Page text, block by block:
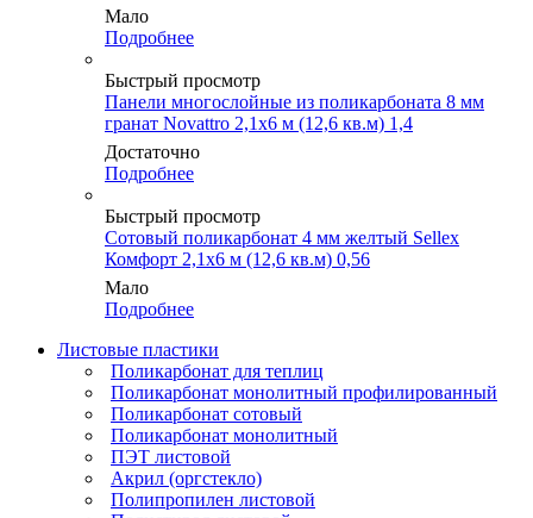
Мало
Подробнее
Быстрый просмотр
Панели многослойные из поликарбоната 8 мм
гранат Novattro 2,1х6 м (12,6 кв.м) 1,4
Достаточно
Подробнее
Быстрый просмотр
Сотовый поликарбонат 4 мм желтый Sellex
Комфорт 2,1х6 м (12,6 кв.м) 0,56
Мало
Подробнее
Листовые пластики
Поликарбонат для теплиц
Поликарбонат монолитный профилированный
Поликарбонат сотовый
Поликарбонат монолитный
ПЭТ листовой
Акрил (оргстекло)
Полипропилен листовой